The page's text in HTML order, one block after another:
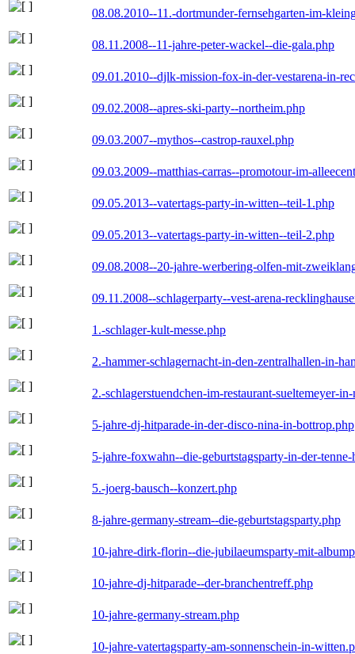
08.08.2010--11.-dortmunder-fernsehgarten-im-
08.11.2008--11-jahre-peter-wackel--die-gala.php
09.01.2010--djlk-mission-fox-in-der-vestarena-in-
09.02.2008--apres-ski-party--northeim.php
09.03.2007--mythos--castrop-rauxel.php
09.03.2009--matthias-carras--promotour-im-
09.05.2013--vatertags-party-in-witten--teil-1.php
09.05.2013--vatertags-party-in-witten--teil-2.php
09.08.2008--20-jahre-werbering-olfen-mit-
09.11.2008--schlagerparty--vest-arena-
1.-schlager-kult-messe.php
2.-hammer-schlagernacht-in-den-zentralhallen-in-
2.-schlagerstuendchen-im-restaurant-sueltemeyer-
5-jahre-dj-hitparade-in-der-disco-nina-in-bottrop.php
5-jahre-foxwahn--die-geburtstagsparty-in-der-tenne-
5.-joerg-bausch--konzert.php
8-jahre-germany-stream--die-geburtstagsparty.php
10-jahre-dirk-florin--die-jubilaeumsparty-mit-
10-jahre-dj-hitparade--der-branchentreff.php
10-jahre-germany-stream.php
10-jahre-vatertagsparty-am-sonnenschein-in-